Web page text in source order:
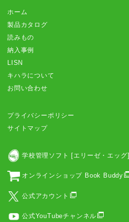
ホーム
製品カタログ
読みもの
納入事例
LISN
キハラについて
お問い合わせ
プライバシーポリシー
サイトマップ
学校管理ソフト [エリーゼ・エッグ]
オンラインショップ Book Buddy
公式アカウント
公式YouTubeチャンネル